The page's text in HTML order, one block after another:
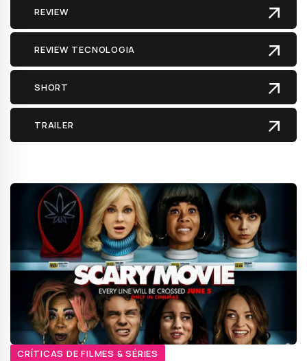
CRÍTICAS DE FILMES & SÉRIES
REVIEW
REVIEW TECNOLOGIA
SHORT
TRAILER